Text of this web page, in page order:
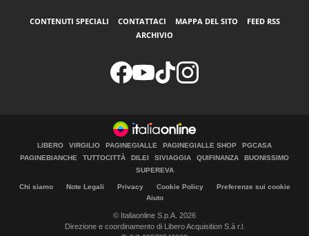
CONTENUTI SPECIALI CONTATTACI MAPPA DEL SITO
FEED RSS
ARCHIVIO
LIBERO VIRGILIO PAGINEGIALLE PAGINEGIALLE SHOP
PGCASA
PAGINEBIANCHE
TUTTOCITTÀ DILEI SIVIAGGIA QUIFINANZA
BUONISSIMO
SUPEREVA
Chi siamo Note Legali Privacy Cookie Policy
Preferenze sui cookie
Aiuto
© Italiaonline S.p.A. 2026
Direzione e coordinamento di Libero Acquisition S.á r.l.